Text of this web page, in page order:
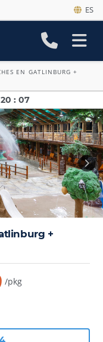
ES
EN GATLINBURG +
20 : 05
+
/pkg